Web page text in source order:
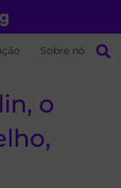
Sobre nós
o